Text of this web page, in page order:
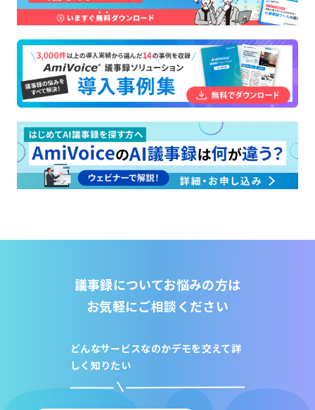
議事録についてお悩みの方は
お気軽にご相談ください
どんなサービスなのかデモを交えて詳
しく知りたい